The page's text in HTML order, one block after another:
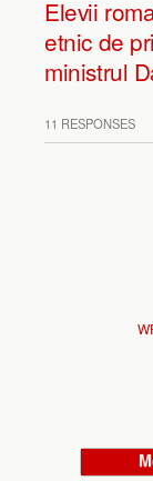
Elevii
etnic de
ministrul
11 RESPONSES